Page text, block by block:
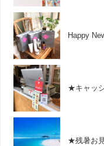
Happy
★キャッ
★残暑お